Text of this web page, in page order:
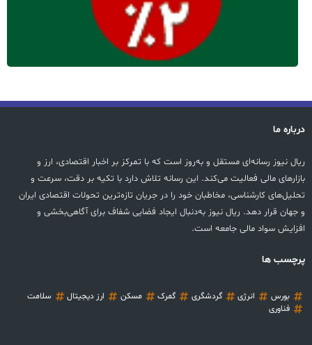
درباره ما
ریال نیوز رسانه‌ای مستقل و به‌روز است که با تمرکز بر اخبار اقتصادی، ارز و
بازارهای مالی فعالیت می‌کند. این رسانه تلاش دارد با تکیه بر دقت، سرعت و
تحلیل‌های کارشناسی، مخاطبان خود را در جریان تازه‌ترین تحولات اقتصادی ایران
و جهان قرار دهد. ریال نیوز به‌دنبال ایجاد فضایی شفاف برای آگاهی‌بخشی و
افزایش سواد مالی جامعه است.
پرچسب ها
بورس انرژی گردشگری گمرک مسکن ارز دیجیتال
سلامت
فناوری